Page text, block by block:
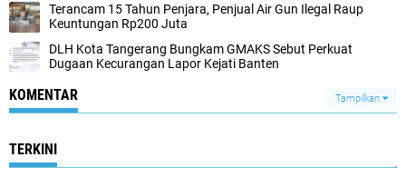
Terancam 15 Tahun Penjara, Penjual Air Gun Ilegal Raup
Keuntungan Rp200 Juta
DLH Kota Tangerang Bungkam GMAKS Sebut Perkuat
Dugaan Kecurangan Lapor Kejati Banten
KOMENTAR Tampilkan
TERKINI